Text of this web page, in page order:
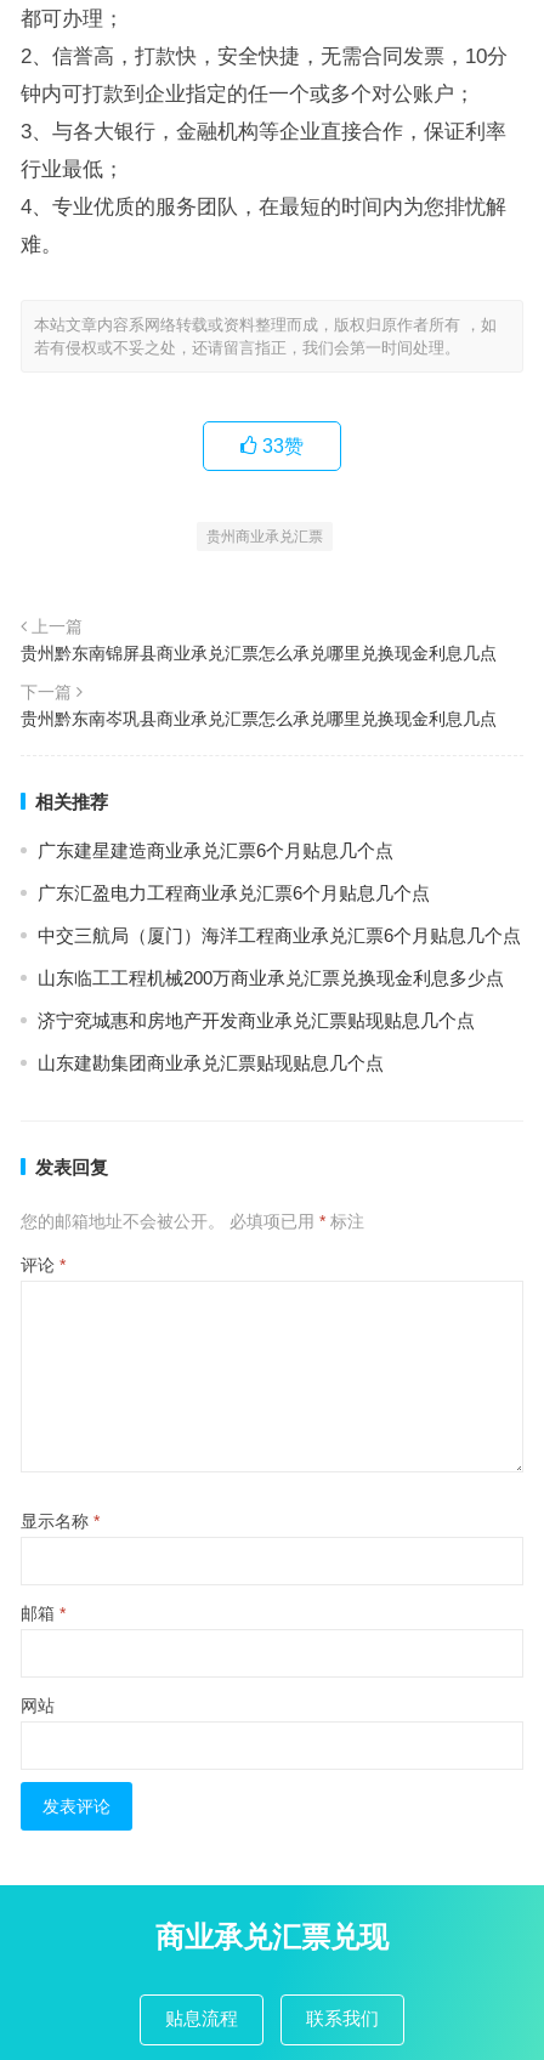
都可办理；
2、信誉高，打款快，安全快捷，无需合同发票，10分
钟内可打款到企业指定的任一个或多个对公账户；
3、与各大银行，金融机构等企业直接合作，保证利率
行业最低；
4、专业优质的服务团队，在最短的时间内为您排忧解
难。
本站文章内容系网络转载或资料整理而成，版权归原作者所有 ，如
若有侵权或不妥之处，还请留言指正，我们会第一时间处理。
33赞
贵州商业承兑汇票
上一篇
贵州黔东南锦屏县商业承兑汇票怎么承兑哪里兑换现金利息几点
下一篇
贵州黔东南岑巩县商业承兑汇票怎么承兑哪里兑换现金利息几点
相关推荐
广东建星建造商业承兑汇票6个月贴息几个点
广东汇盈电力工程商业承兑汇票6个月贴息几个点
中交三航局（厦门）海洋工程商业承兑汇票6个月贴息几个点
山东临工工程机械200万商业承兑汇票兑换现金利息多少点
济宁兖城惠和房地产开发商业承兑汇票贴现贴息几个点
山东建勘集团商业承兑汇票贴现贴息几个点
发表回复
您的邮箱地址不会被公开。 必填项已用 *标注
评论 *
显示名称 *
邮箱 *
网站
商业承兑汇票兑现
贴息流程 联系我们